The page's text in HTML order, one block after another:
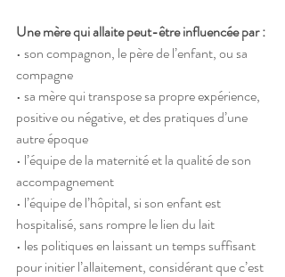
Une mère qui allaite peut-être influencée par :
• son compagnon, le père de l’enfant, ou sa
compagne
• sa mère qui transpose sa propre expérience,
positive ou négative, et des pratiques d’une
autre époque
• l’équipe de la maternité et la qualité de son
accompagnement
• l’équipe de l’hôpital, si son enfant est
hospitalisé, sans rompre le lien du lait
• les politiques en laissant un temps suffisant
pour initier l’allaitement, considérant que c’est